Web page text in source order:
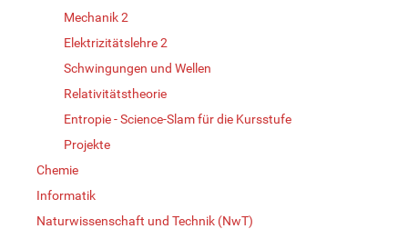
Mechanik 2
Elektrizitätslehre 2
Schwingungen und Wellen
Relativitätstheorie
Entropie - Science-Slam für die Kursstufe
Projekte
Chemie
Informatik
Naturwissenschaft und Technik (NwT)